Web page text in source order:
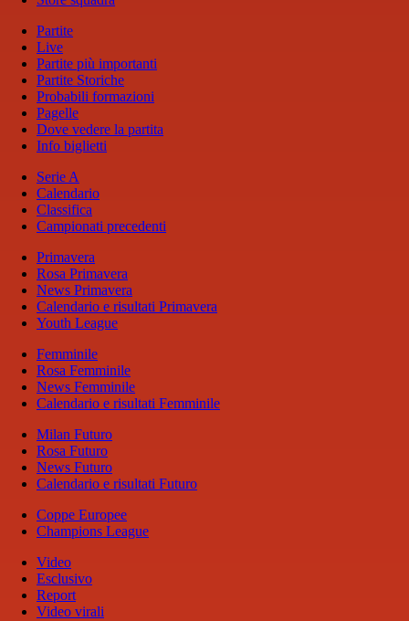
Partite
Live
Partite più importanti
Partite Storiche
Probabili formazioni
Pagelle
Dove vedere la partita
Info biglietti
Serie A
Calendario
Classifica
Campionati precedenti
Primavera
Rosa Primavera
News Primavera
Calendario e risultati Primavera
Youth League
Femminile
Rosa Femminile
News Femminile
Calendario e risultati Femminile
Milan Futuro
Rosa Futuro
News Futuro
Calendario e risultati Futuro
Coppe Europee
Champions League
Video
Esclusivo
Report
Video virali